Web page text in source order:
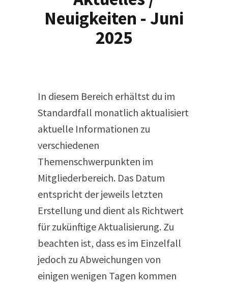
Neuigkeiten - Juni
2025
In diesem Bereich erhältst du im
Standardfall monatlich aktualisiert
aktuelle Informationen zu
verschiedenen
Themenschwerpunkten im
Mitgliederbereich. Das Datum
entspricht der jeweils letzten
Erstellung und dient als Richtwert
für zukünftige Aktualisierung. Zu
beachten ist, dass es im Einzelfall
jedoch zu Abweichungen von
einigen wenigen Tagen kommen